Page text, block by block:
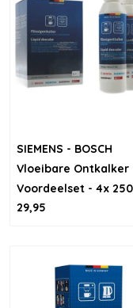
SIEMENS - BOSCH
Vloeibare Ontkalker
Voordeelset - 4x
29,95